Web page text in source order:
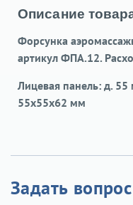
Описание
Форсунка
артикул ФПА.12.
Лицевая панель: д.
55х55х62 мм
Задать